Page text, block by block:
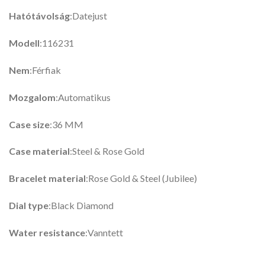
Hatótávolság:Datejust
Modell:116231
Nem:Férfiak
Mozgalom:Automatikus
Case size:36 MM
Case material:Steel & Rose Gold
Bracelet material:Rose Gold & Steel (Jubilee)
Dial type:Black Diamond
Water resistance:Vanntett